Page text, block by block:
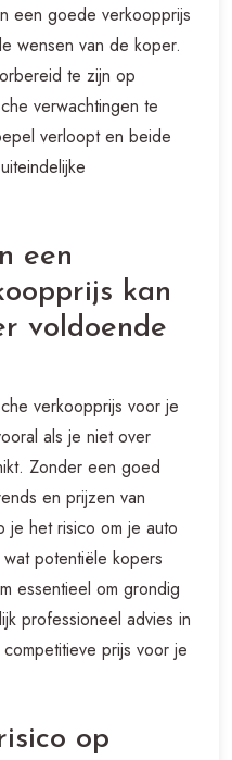
een goede verkoopprijs
wensen van de koper.
te zijn op
verwachtingen te
verloopt en beide
een
kan
voldoende
verkoopprijs voor je
als je niet over
Zonder een goed
en prijzen van
je het risico om je auto
potentiële kopers
essentieel om grondig
professioneel advies in
prijs voor je
op